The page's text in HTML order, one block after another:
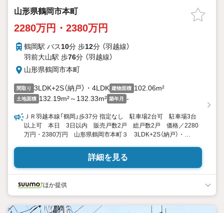
山形県鶴岡市本町
2280万円・2380万円
鶴岡駅 バス10分 歩12分 （羽越線）
羽前大山駅 歩76分 （羽越線）
山形県鶴岡市本町
間取り 3LDK+2S（納戸）・4LDK 建物面積 102.06m²
土地面積 132.19m²～132.33m² 築年月 -
ＪＲ羽越本線「鶴岡」歩37分 指定なし 駐車場2台可 駐車場3台
以上可 本日 3日以内 販売戸数2戸 総戸数2戸 価格／2280
万円・2380万円 山形県鶴岡市本町３ 3LDK+2S（納戸）・
詳細を見る
ほか提供